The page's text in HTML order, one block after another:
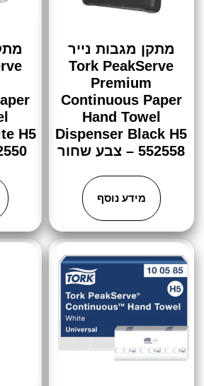
מתקן מגבות נייר
Tork PeakServe
Premium
Continuous Paper
Hand Towel
Dispenser Black H5
552558 – צבע שחור
מידע נוסף
H5
552550 –